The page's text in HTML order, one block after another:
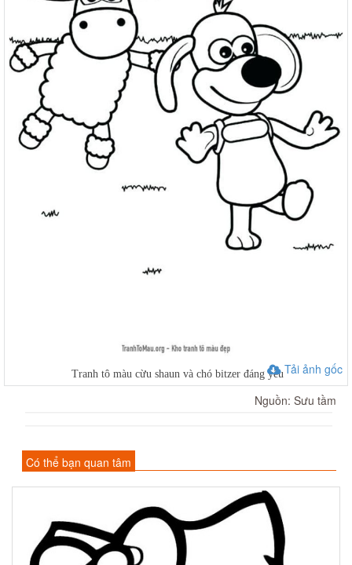
Tải ảnh gốc
Tranh tô màu cừu shaun và chó bitzer đáng yêu
Nguồn: Sưu tầm
Có thể bạn quan tâm